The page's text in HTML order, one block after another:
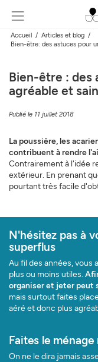
Accueil
Articles et blog
Bien-être: des astuces pour
Bien-être : des
agréable et sain
Publié le 11 juillet 2018
La poussière, les
contribuent à rendre
Contrairement à l'idée
extérieur. En prenant
pourtant très facile
N'hésitez pas à
superflus
Au fil des années, vous
plus ou moins utiles.
organiser et jeter peut
mais surtout faites
aéré et donc plus
Faites le
On ne le dira jamais